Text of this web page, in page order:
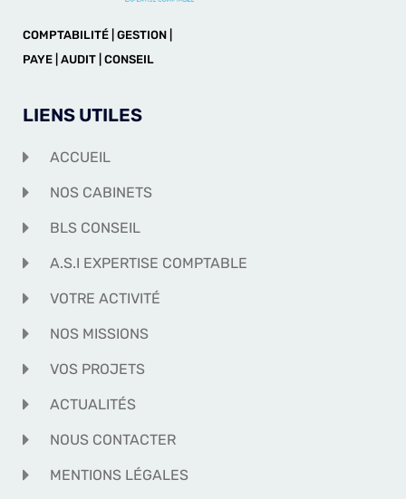
COMPTABILITÉ | GESTION |
PAYE | AUDIT | CONSEIL
LIENS UTILES
ACCUEIL
NOS CABINETS
BLS CONSEIL
A.S.I EXPERTISE COMPTABLE
VOTRE ACTIVITÉ
NOS MISSIONS
VOS PROJETS
ACTUALITÉS
NOUS CONTACTER
MENTIONS LÉGALES